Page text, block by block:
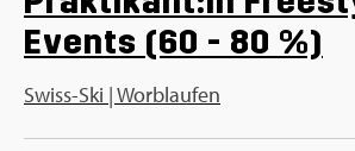
Events (60 - 80 %)
Swiss-Ski | Worblaufen